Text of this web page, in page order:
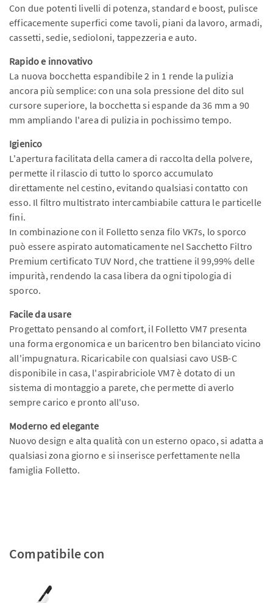
Con due potenti livelli di potenza, standard e boost, pulisce
efficacemente superfici come tavoli, piani da lavoro, armadi,
cassetti, sedie, sedioloni, tappezzeria e auto.
Rapido e innovativo
La nuova bocchetta espandibile 2 in 1 rende la pulizia
ancora più semplice: con una sola pressione del dito sul
cursore superiore, la bocchetta si espande da 36 mm a 90
mm ampliando l'area di pulizia in pochissimo tempo.
Igienico
L'apertura facilitata della camera di raccolta della polvere,
permette il rilascio di tutto lo sporco accumulato
direttamente nel cestino, evitando qualsiasi contatto con
esso. Il filtro multistrato intercambiabile cattura le particelle
fini.
In combinazione con il Folletto senza filo VK7s, lo sporco
può essere aspirato automaticamente nel Sacchetto Filtro
Premium certificato TUV Nord, che trattiene il 99,99% delle
impurità, rendendo la casa libera da ogni tipologia di
sporco.
Facile da usare
Progettato pensando al comfort, il Folletto VM7 presenta
una forma ergonomica e un baricentro ben bilanciato vicino
all'impugnatura. Ricaricabile con qualsiasi cavo USB-C
disponibile in casa, l'aspirabriciole VM7 è dotato di un
sistema di montaggio a parete, che permette di averlo
sempre carico e pronto all'uso.
Moderno ed elegante
Nuovo design e alta qualità con un esterno opaco, si adatta a
qualsiasi zona giorno e si inserisce perfettamente nella
famiglia Folletto.
Compatibile con